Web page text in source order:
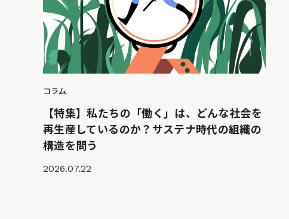
コラム
【特集】私たちの「働く」は、どんな社会を
再生産しているのか？サステナ時代の組織の
構造を問う
2026.07.22